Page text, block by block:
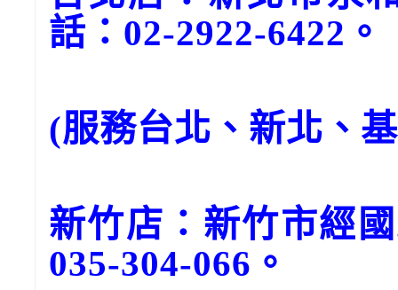
話：02-2922-6422。
(服務台北、新北、
新竹店：新竹市經
035-304-066。